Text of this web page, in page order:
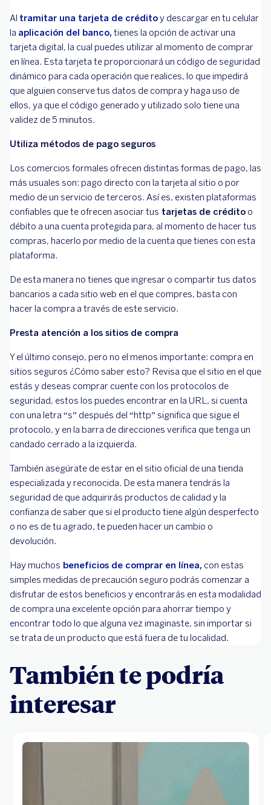
Al tramitar una tarjeta de créditoy descargar en tu celular
la aplicación del banco,tienes la opción de activar una
tarjeta digital, la cual puedes utilizar al momento de comprar
en línea. Esta tarjeta te proporcionará un código de seguridad
dinámico para cada operación que realices, lo que impedirá
que alguien conserve tus datos de compra y haga uso de
ellos, ya que el código generado y utilizado solo tiene una
validez de 5 minutos.
Utiliza métodos de pago seguros
Los comercios formales ofrecen distintas formas de pago, las
más usuales son: pago directo con la tarjeta al sitio o por
medio de un servicio de terceros. Así es, existen plataformas
confiables que te ofrecen asociar tus tarjetas de crédito o
débito a una cuenta protegida para, al momento de hacer tus
compras, hacerlo por medio de la cuenta que tienes con esta
plataforma.
De esta manera no tienes que ingresar o compartir tus datos
bancarios a cada sitio web en el que compres, basta con
hacer la compra a través de este servicio.
Presta atención a los sitios de compra
Y el último consejo, pero no el menos importante: compra en
sitios seguros ¿Cómo saber esto? Revisa que el sitio en el que
estás y deseas comprar cuente con los protocolos de
seguridad, estos los puedes encontrar en la URL, si cuenta
con una letra “s” después del “http” significa que sigue el
protocolo, y en la barra de direcciones verifica que tenga un
candado cerrado a la izquierda.
También asegúrate de estar en el sitio oficial de una tienda
especializada y reconocida. De esta manera tendrás la
seguridad de que adquirirás productos de calidad y la
confianza de saber que si el producto tiene algún desperfecto
o no es de tu agrado, te pueden hacer un cambio o
devolución.
Hay muchos beneficios de comprar en línea, con estas
simples medidas de precaución seguro podrás comenzar a
disfrutar de estos beneficios y encontrarás en esta modalidad
de compra una excelente opción para ahorrar tiempo y
encontrar todo lo que alguna vez imaginaste, sin importar si
se trata de un producto que está fuera de tu localidad.
También te podría
interesar